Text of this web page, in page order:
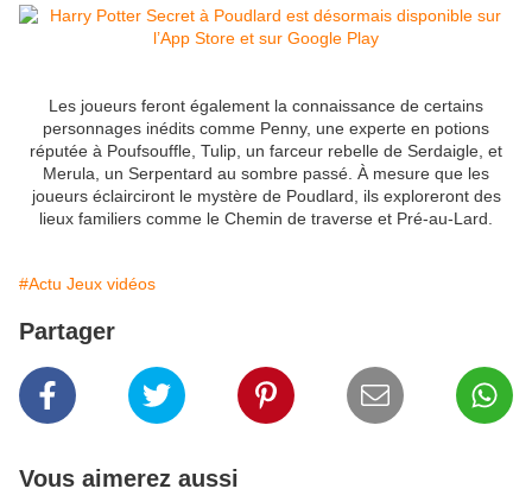
Les joueurs feront également la connaissance de certains
personnages inédits comme Penny, une experte en potions
réputée à Poufsouffle, Tulip, un farceur rebelle de Serdaigle, et
Merula, un Serpentard au sombre passé. À mesure que les
joueurs éclairciront le mystère de Poudlard, ils exploreront des
lieux familiers comme le Chemin de traverse et Pré-au-Lard.
#Actu Jeux vidéos
Partager
Vous aimerez aussi